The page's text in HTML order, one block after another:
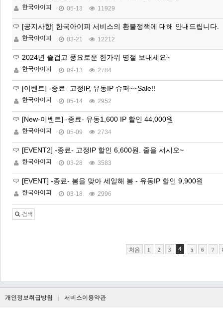
한국아이피 05-13 11929
[공지사항] 한국아이피 서비스의 환불정책에 대해 안내드립니다.
한국아이피 03-21 12212
2024년 즐겁고 풍요로운 한가위 명절 보내세요~
한국아이피 09-13 2784
[이벤트] -종료- 고정IP, 유동IP 슈퍼~~Sale!!
한국아이피 05-14 2952
[New-이벤트] -종료- 유동1,600 IP 할인 44,000원
한국아이피 05-09 2734
[EVENT2] -종료- 고정IP 할인 6,600원. 줄을 서시오~
한국아이피 03-28 3583
[EVENT] -종료- 봄을 맞아 세일해 봄 - 유동IP 할인 9,900원
한국아이피 03-18 2996
검색
처음 1 2 3 4 5 6 7
개인정보취급방침 서비스이용약관